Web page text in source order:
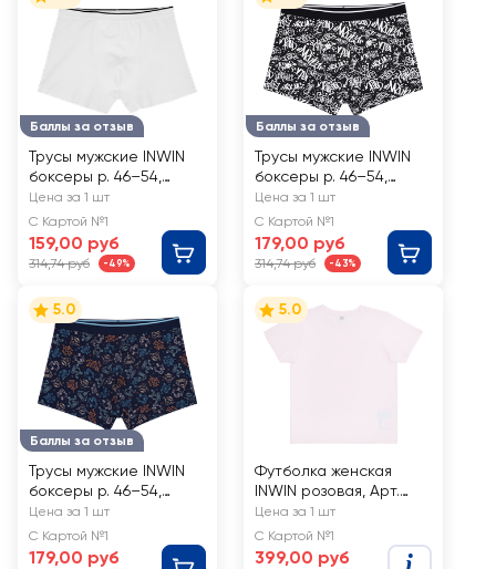
Баллы за отзыв
Трусы мужские INWIN
боксеры р. 46–54,
белые, Арт. NB-4
Цена за 1 шт
С Картой №1
159,00 руб
314,74 руб -49%
Баллы за отзыв
Трусы мужские INWIN
боксеры р. 46–54,
черные с принтом,
Арт. NB-7
Цена за 1 шт
С Картой №1
179,00 руб
314,74 руб -43%
Баллы за отзыв
5.0
Трусы мужские INWIN
боксеры р. 46–54,
синие с принтом, Арт.
NB-8
Цена за 1 шт
С Картой №1
179,00 руб
5.0
Футболка женская
INWIN розовая, Арт.
SS26202-01
Цена за 1 шт
С Картой №1
399,00 руб